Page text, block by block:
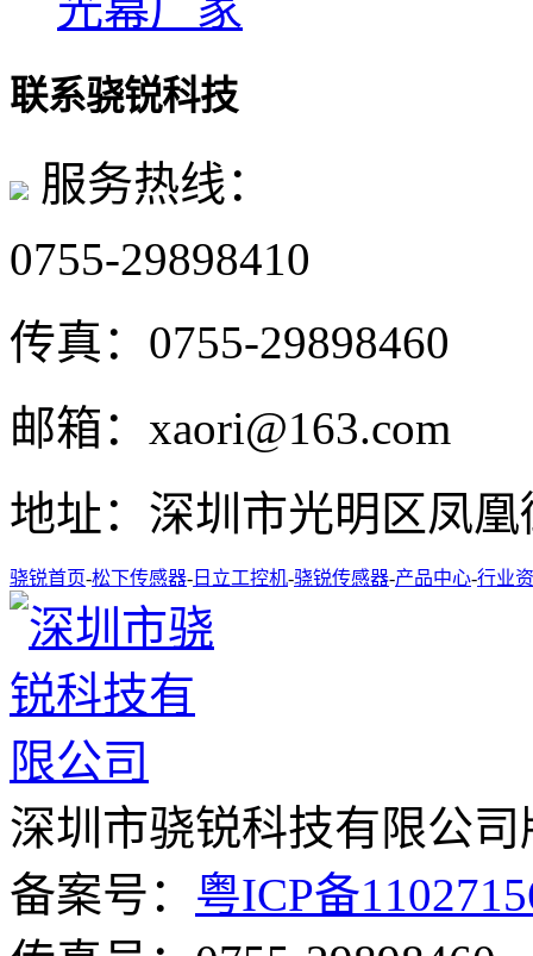
联系骁锐科技
服务热线：
0755-29898410
传真： 0755-29898460
邮箱： xaori@163.com
地址： 深圳市光明区凤
骁锐首页-松下传感器- 日立工控机-骁锐传感器-产品中心-行业
深圳市骁锐科技有限公司
备案号： 粤ICP备